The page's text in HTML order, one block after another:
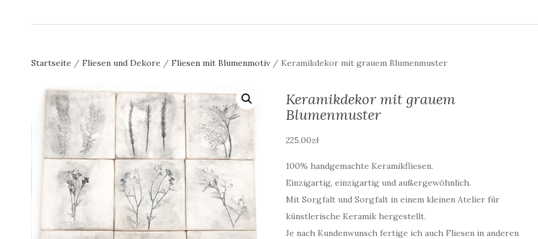
Startseite / Fliesen und Dekore / Fliesen mit Blumenmotiv / Keramikdekor mit grauem Blumenmuster
Keramikdekor mit grauem
Blumenmuster
225.00zł
100% handgemachte Keramikfliesen.
Einzigartig, einzigartig und außergewöhnlich.
Mit Sorgfalt und Sorgfalt in einem kleinen Atelier für
künstlerische Keramik hergestellt.
Je nach Kundenwunsch fertige ich auch Fliesen in anderen